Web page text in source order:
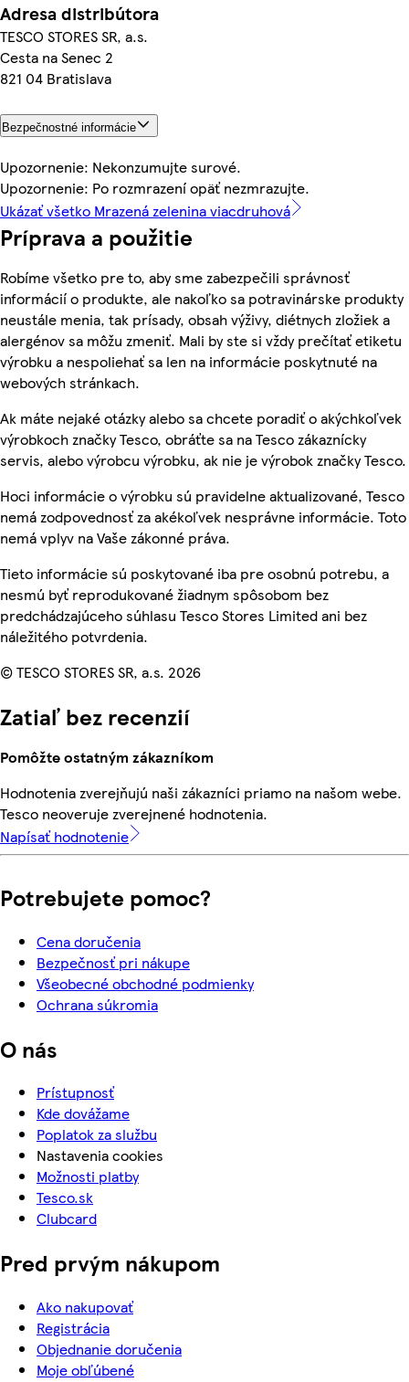
Adresa distribútora
TESCO STORES SR, a.s.
Cesta na Senec 2
821 04 Bratislava
Bezpečnostné informácie
Upozornenie: Nekonzumujte surové.
Upozornenie: Po rozmrazení opäť nezmrazujte.
Ukázať všetko Mrazená zelenina viacdruhová
Príprava a použitie
Robíme všetko pre to, aby sme zabezpečili správnosť
informácií o produkte, ale nakoľko sa potravinárske produkty
neustále menia, tak prísady, obsah výživy, diétnych zložiek a
alergénov sa môžu zmeniť. Mali by ste si vždy prečítať etiketu
výrobku a nespoliehať sa len na informácie poskytnuté na
webových stránkach.
Ak máte nejaké otázky alebo sa chcete poradiť o akýchkoľvek
výrobkoch značky Tesco, obráťte sa na Tesco zákaznícky
servis, alebo výrobcu výrobku, ak nie je výrobok značky Tesco.
Hoci informácie o výrobku sú pravidelne aktualizované, Tesco
nemá zodpovednosť za akékoľvek nesprávne informácie. Toto
nemá vplyv na Vaše zákonné práva.
Tieto informácie sú poskytované iba pre osobnú potrebu, a
nesmú byť reprodukované žiadnym spôsobom bez
predchádzajúceho súhlasu Tesco Stores Limited ani bez
náležitého potvrdenia.
© TESCO STORES SR, a.s. 2026
Zatiaľ bez recenzií
Pomôžte ostatným zákazníkom
Hodnotenia zverejňujú naši zákazníci priamo na našom webe.
Tesco neoveruje zverejnené hodnotenia.
Napísať hodnotenie
Potrebujete pomoc?
Cena doručenia
Bezpečnosť pri nákupe
Všeobecné obchodné podmienky
Ochrana súkromia
O nás
Prístupnosť
Kde dovážame
Poplatok za službu
Nastavenia cookies
Možnosti platby
Tesco.sk
Clubcard
Pred prvým nákupom
Ako nakupovať
Registrácia
Objednanie doručenia
Moje obľúbené